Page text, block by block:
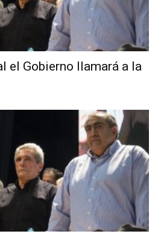
el Gobierno llamará a la